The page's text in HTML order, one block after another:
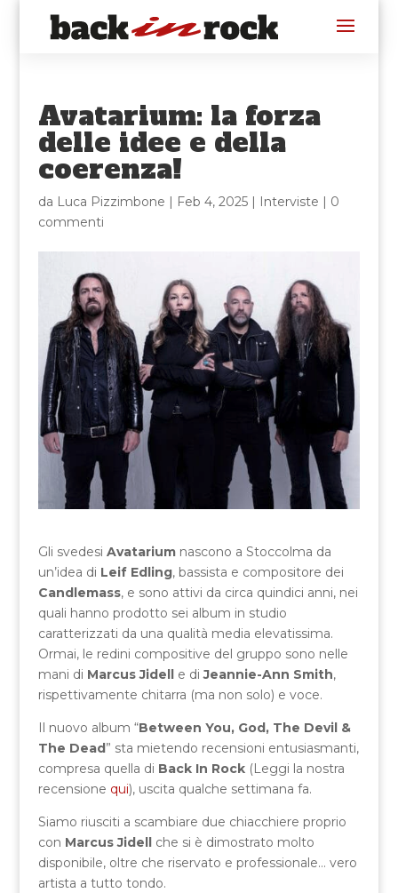
Avatarium: la forza
delle idee e della
coerenza!
da Luca Pizzimbone | Feb 4, 2025| Interviste | 0
commenti
Gli svedesi Avatariumnascono a Stoccolma da
un’idea di Leif Edling, bassista e compositore dei
Candlemass, e sono attivi da circa quindici anni, nei
quali hanno prodotto sei album in studio
caratterizzati da una qualità media elevatissima.
Ormai, le redini compositive del gruppo sono nelle
mani di Marcus Jidelle diJeannie-Ann Smith,
rispettivamente chitarra (ma non solo) e voce.
Il nuovo album “Between You, God, The Devil &
The Dead” sta mietendo recensioni entusiasmanti,
compresa quella di Back In Rock(Leggi la nostra
recensione qui), uscita qualche settimana fa.
Siamo riusciti a scambiare due chiacchiere proprio
con Marcus Jidellche si è dimostrato molto
disponibile, oltre che riservato e professionale… vero
artista a tutto tondo.